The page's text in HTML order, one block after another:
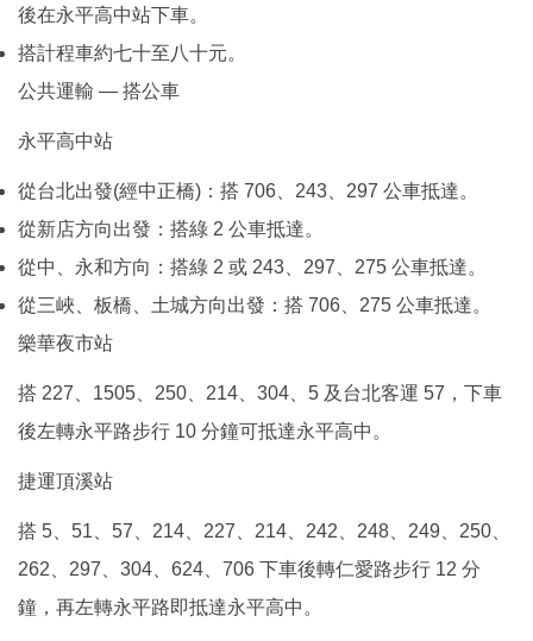
後在永平高中站下車。
搭計程車約七十至八十元。
公共運輸 — 搭公車
永平高中站
從台北出發(經中正橋)：搭 706、243、297 公車抵達。
從新店方向出發：搭綠 2 公車抵達。
從中、永和方向：搭綠 2 或 243、297、275 公車抵達。
從三峽、板橋、土城方向出發：搭 706、275 公車抵達。
樂華夜市站
搭 227、1505、250、214、304、5 及台北客運 57，下車
後左轉永平路步行 10 分鐘可抵達永平高中。
捷運頂溪站
搭 5、51、57、214、227、214、242、248、249、250、
262、297、304、624、706 下車後轉仁愛路步行 12 分
鐘，再左轉永平路即抵達永平高中。